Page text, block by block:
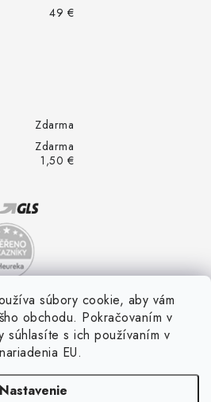
súbory cookie, aby vám
obchodu. Pokračovaním v
súhlasíte s ich používaním v
EU.
Nastavenie
49 €
Zdarma
Zdarma
1,50 €